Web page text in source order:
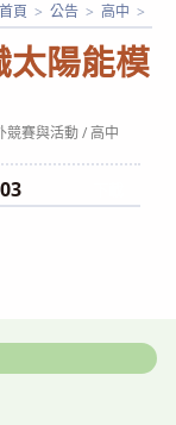
太陽能模
首頁 > 公告 > 高中 >
競賽與活動/高中